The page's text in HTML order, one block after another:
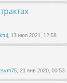
, 13 июл 2021, 12:58
, 21 янв 2020, 00:53